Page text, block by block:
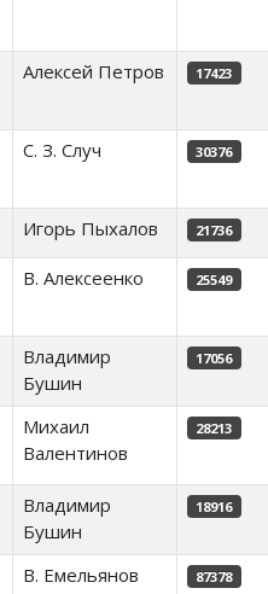
Алексей Петров 17423
С. З. Случ 30376
Игорь Пыхалов 21736
В. Алексеенко 25549
Владимир
Бушин
17056
Михаил
Валентинов
28213
Владимир
Бушин
18916
В. Емельянов 87378